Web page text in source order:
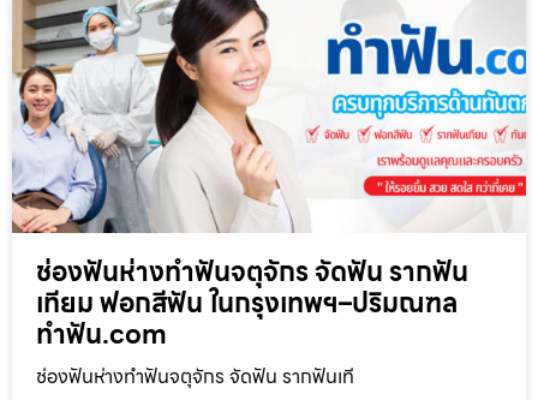
ช่องฟันห่างทำฟันจตุจักร จัดฟัน รากฟัน
เทียม ฟอกสีฟัน ในกรุงเทพฯ–ปริมณฑล
ทำฟัน.com
ช่องฟันห่างทำฟันจตุจักร จัดฟัน รากฟันเที